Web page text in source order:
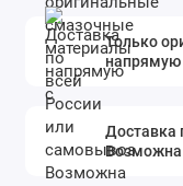
Только
напрямую
Доставка
Возможна